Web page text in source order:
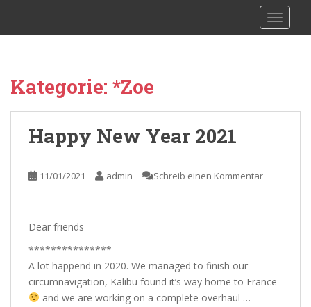
i
Kategorie: *Zoe
Happy New Year 2021
11/01/2021 admin Schreib einen Kommentar
Dear friends
***************
A lot happend in 2020. We managed to finish our
circumnavigation, Kalibu found it’s way home to France
and we are working on a complete overhaul …